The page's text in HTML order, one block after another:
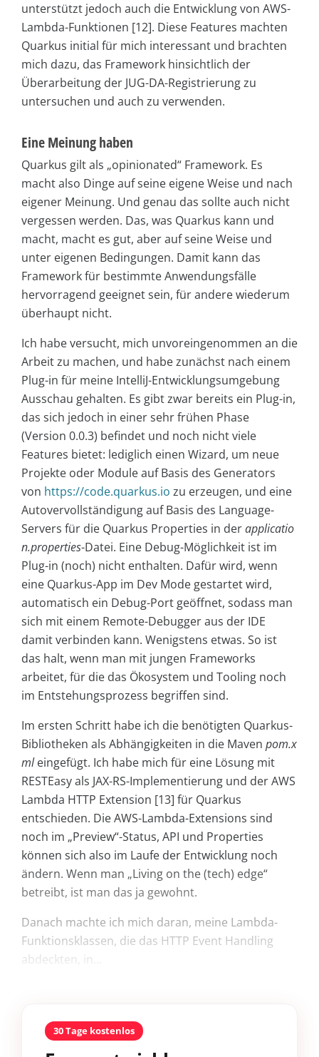
unterstützt jedoch auch die Entwicklung von AWS-
Lambda-Funktionen [12]. Diese Features machten
Quarkus initial für mich interessant und brachten
mich dazu, das Framework hinsichtlich der
Überarbeitung der JUG-DA-Registrierung zu
untersuchen und auch zu verwenden.
Eine Meinung haben
Quarkus gilt als „opinionated“ Framework. Es
macht also Dinge auf seine eigene Weise und nach
eigener Meinung. Und genau das sollte auch nicht
vergessen werden. Das, was Quarkus kann und
macht, macht es gut, aber auf seine Weise und
unter eigenen Bedingungen. Damit kann das
Framework für bestimmte Anwendungsfälle
hervorragend geeignet sein, für andere wiederum
überhaupt nicht.
Ich habe versucht, mich unvoreingenommen an die
Arbeit zu machen, und habe zunächst nach einem
Plug-in für meine IntelliJ-Entwicklungsumgebung
Ausschau gehalten. Es gibt zwar bereits ein Plug-in,
das sich jedoch in einer sehr frühen Phase
(Version 0.0.3) befindet und noch nicht viele
Features bietet: lediglich einen Wizard, um neue
Projekte oder Module auf Basis des Generators
von https://code.quarkus.io zu erzeugen, und eine
Autovervollständigung auf Basis des Language-
Servers für die Quarkus Properties in derapplicatio
n.properties-Datei. Eine Debug-Möglichkeit ist im
Plug-in (noch) nicht enthalten. Dafür wird, wenn
eine Quarkus-App im Dev Mode gestartet wird,
automatisch ein Debug-Port geöffnet, sodass man
sich mit einem Remote-Debugger aus der IDE
damit verbinden kann. Wenigstens etwas. So ist
das halt, wenn man mit jungen Frameworks
arbeitet, für die das Ökosystem und Tooling noch
im Entstehungsprozess begriffen sind.
Im ersten Schritt habe ich die benötigten Quarkus-
Bibliotheken als Abhängigkeiten in die Maven pom.x
mleingefügt. Ich habe mich für eine Lösung mit
RESTEasy als JAX-RS-Implementierung und der AWS
Lambda HTTP Extension [13] für Quarkus
entschieden. Die AWS-Lambda-Extensions sind
noch im „Preview“-Status, API und Properties
können sich also im Laufe der Entwicklung noch
ändern. Wenn man „Living on the (tech) edge“
betreibt, ist man das ja gewohnt.
Danach machte ich mich daran, meine Lambda-
Funktionsklassen, die das HTTP Event Handling
abdeckten, in...
30 Tage kostenlos